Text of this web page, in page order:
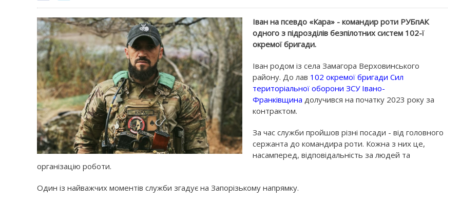
Іван на псевдо «Кара» - командир роти РУБпАК
одного з підрозділів безпілотних систем 102-ї
окремої бригади.
Іван родом із села Замагора Верховинського
району. До лав 102 окремої бригади Сил
територіальної оборони ЗСУ Івано-
Франківщина долучився на початку 2023 року за
контрактом.
За час служби пройшов різні посади - від головного
сержанта до командира роти. Кожна з них це,
насамперед, відповідальність за людей та
організацію роботи.
Один із найважчих моментів служби згадує на Запорізькому напрямку.